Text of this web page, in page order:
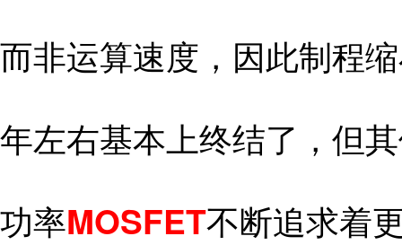
而非运算速度，因此制程
年左右基本上终结了，但
功率MOSFET不断追求着